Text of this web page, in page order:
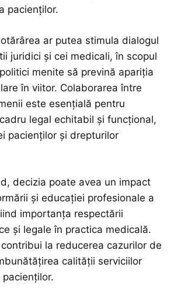
pacienților.
ar putea stimula dialogul
juridici și cei medicali, în scopul
menite să prevină apariția
în viitor. Colaborarea între
este esențială pentru
legal echitabil și funcțional,
pacienților și drepturilor
decizia poate avea un impact
și educației profesionale a
importanța respectării
și legale în practica medicală.
la reducerea cazurilor de
calității serviciilor